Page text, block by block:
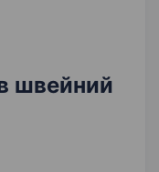
швейний